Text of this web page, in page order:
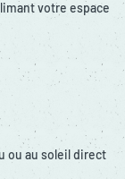
votre espace
ou au soleil direct